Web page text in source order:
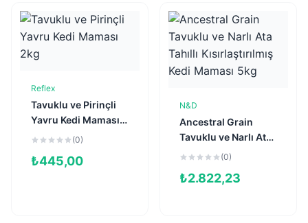
Reflex
Tavuklu ve Pirinçli
Yavru Kedi Maması
2kg
(0)
₺445,00
N&D
Ancestral Grain
Tavuklu ve Narlı Ata
Tahıllı
Maması 5kg
(0)
₺2.822,23